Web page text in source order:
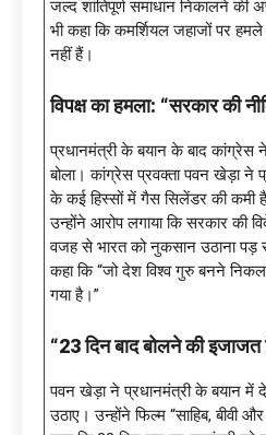
जल्द शांतिपूर्ण समाधान निकालने की
भी कहा कि कमर्शियल जहाजों पर
नहीं हैं।
विपक्ष का हमला: “सरकार की
प्रधानमंत्री के बयान के बाद कांग्रेस
बोला। कांग्रेस प्रवक्ता पवन खेड़ा
के कई हिस्सों में गैस सिलेंडर की कमी
उन्होंने आरोप लगाया कि सरकार की
वजह से भारत को नुकसान उठाना
कहा कि “जो देश विश्व गुरु बनने
गया है।”
“23 दिन बाद बोलने की इजाजत
पवन खेड़ा ने प्रधानमंत्री के बयान में
उठाए। उन्होंने फिल्म “साहिब, बीवी